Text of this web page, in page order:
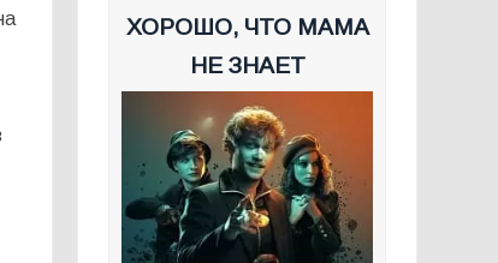
ХОРОШО, ЧТО МАМА
НЕ ЗНАЕТ